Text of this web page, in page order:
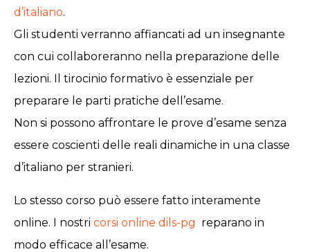
d’italiano.
Gli studenti verranno affiancati ad un insegnante
con cui collaboreranno nella preparazione delle
lezioni. Il tirocinio formativo è essenziale per
preparare le parti pratiche dell’esame.
Non si possono affrontare le prove d’esame senza
essere coscienti delle reali dinamiche in una classe
d’italiano per stranieri.
Lo stesso corso può essere fatto interamente
online. I nostri corsi online dils-pg reparano in
modo efficace all’esame.